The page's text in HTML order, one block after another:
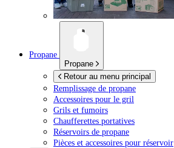
Propane
Propane
Retour au menu principal
Remplissage de propane
Accessoires pour le gril
Grils et fumoirs
Chaufferettes portatives
Réservoirs de propane
Pièces et accessoires pour réservoir